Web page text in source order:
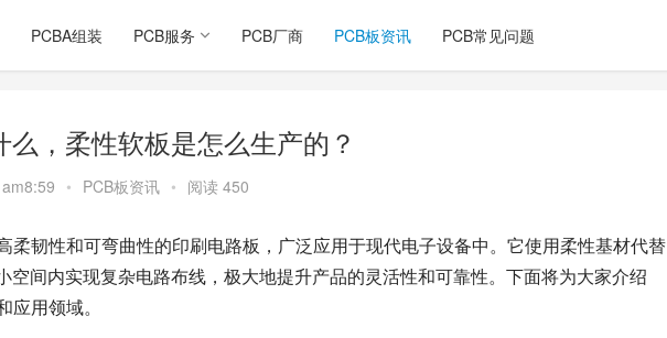
PCBA组装 PCB服务 PCB厂商 PCB板资讯 PCB常见问题
，柔性软板是怎么生产的？
• PCB板资讯 • 阅读 450
柔韧性和可弯曲性的印刷电路板，广泛应用于现代电子设备中。它使用柔性基材代替
空间内实现复杂电路布线，极大地提升产品的灵活性和可靠性。下面将为大家介绍
用领域。